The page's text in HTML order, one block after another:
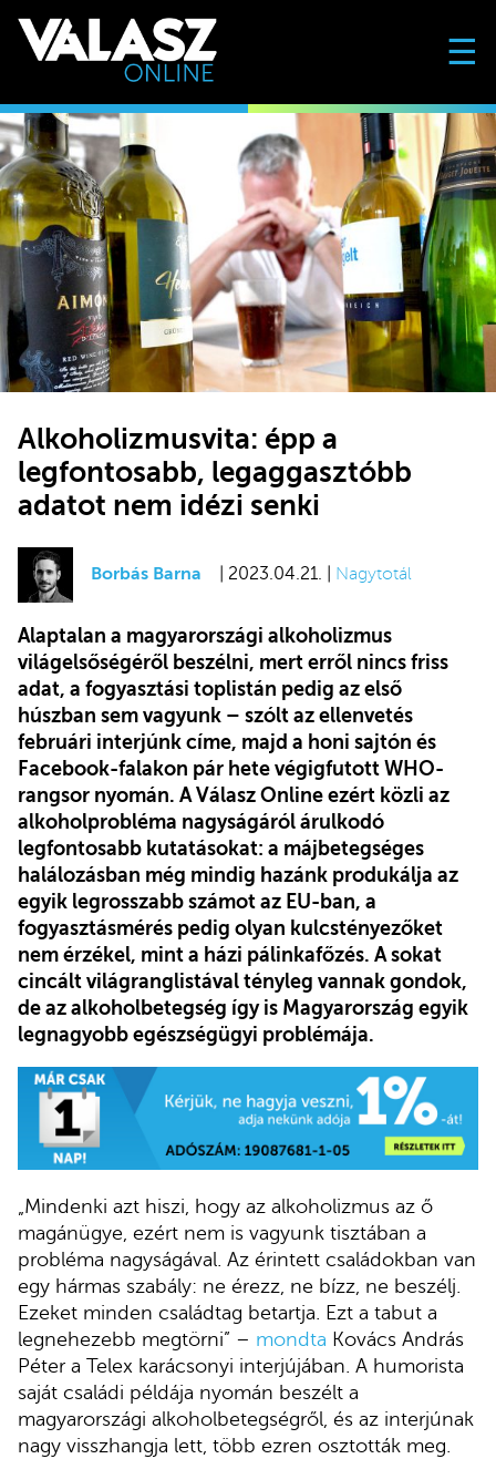
☰
Alkoholizmusvita: épp a
legfontosabb, legaggasztóbb
adatot nem idézi senki
Borbás Barna | 2023.04.21. | Nagytotál
Alaptalan a magyarországi alkoholizmus
világelsőségéről beszélni, mert erről nincs friss
adat, a fogyasztási toplistán pedig az első
húszban sem vagyunk – szólt az ellenvetés
februári interjúnk címe, majd a honi sajtón és
Facebook-falakon pár hete végigfutott WHO-
rangsor nyomán. A Válasz Online ezért közli az
alkoholprobléma nagyságáról árulkodó
legfontosabb kutatásokat: a májbetegséges
halálozásban még mindig hazánk produkálja az
egyik legrosszabb számot az EU-ban, a
fogyasztásmérés pedig olyan kulcstényezőket
nem érzékel, mint a házi pálinkafőzés. A sokat
cincált világranglistával tényleg vannak gondok,
de az alkoholbetegség így is Magyarország egyik
legnagyobb egészségügyi problémája.
„Mindenki azt hiszi, hogy az alkoholizmus az ő
magánügye, ezért nem is vagyunk tisztában a
probléma nagyságával. Az érintett családokban van
egy hármas szabály: ne érezz, ne bízz, ne beszélj.
Ezeket minden családtag betartja. Ezt a tabut a
legnehezebb megtörni” – mondta Kovács András
Péter a Telex karácsonyi interjújában. A humorista
saját családi példája nyomán beszélt a
magyarországi alkoholbetegségről, és az interjúnak
nagy visszhangja lett, több ezren osztották meg.